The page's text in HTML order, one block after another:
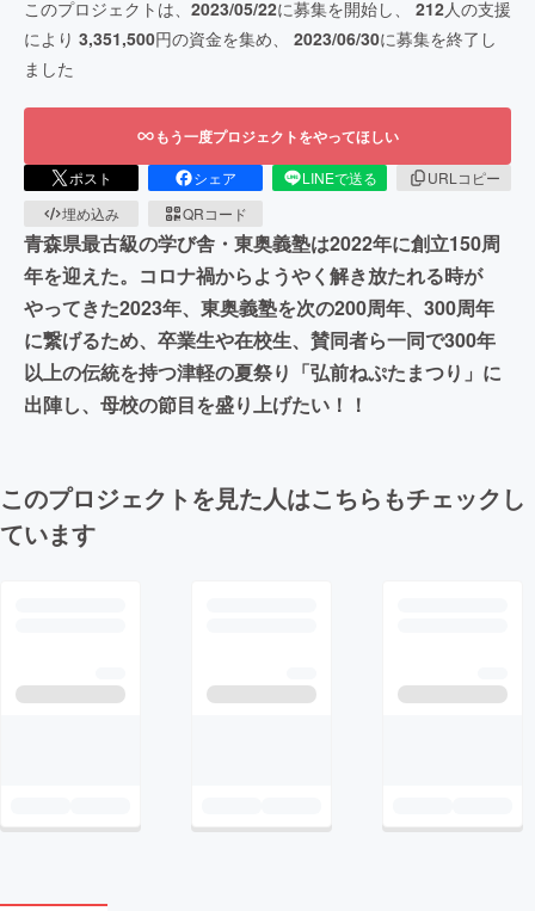
このプロジェクトは、 2023/05/22に募集を開始し、 212人の支援
により 3,351,500円の資金を集め、 2023/06/30に募集を終了し
ました
もう一度プロジェクトをやってほしい
ポスト シェア LINEで送る
URLコピー
埋め込み
QRコード
青森県最古級の学び舎・東奥義塾は2022年に創立150周
年を迎えた。コロナ禍からようやく解き放たれる時が
やってきた2023年、東奥義塾を次の200周年、300周年
に繋げるため、卒業生や在校生、賛同者ら一同で300年
以上の伝統を持つ津軽の夏祭り「弘前ねぷたまつり」に
出陣し、母校の節目を盛り上げたい！！
このプロジェクトを見た人はこちらもチェックし
ています